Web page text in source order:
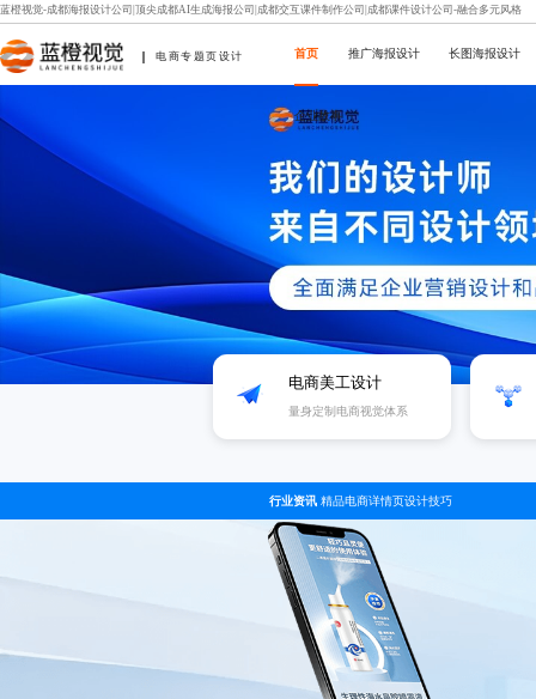
蓝橙视觉-成都海报设计公司|顶尖成都AI生成海报公司|成都交互课件制作公司|成都课件设计公司-融合多元风格
电商专题页设计 首页 推广海报设计 长图海报设计
企业故事
电商美工设计
量身定制电商视觉体系
行业资讯 精品电商详情页设计技巧